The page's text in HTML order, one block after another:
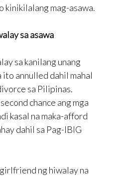
kinikilalang mag-asawa.
sa asawa
sa kanilang unang
ito annulled dahil mahal
sa Pilipinas.
chance ang mga
kasal na maka-afford
dahil sa Pag-IBIG
ng hiwalay na